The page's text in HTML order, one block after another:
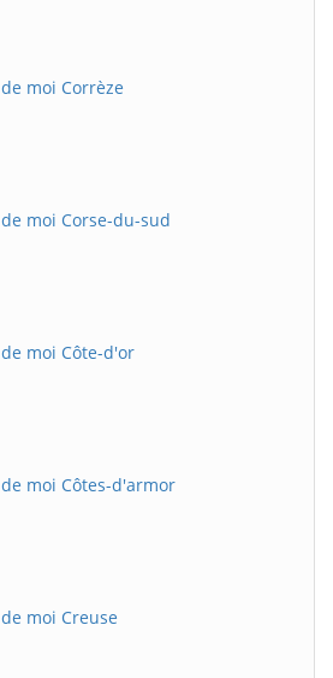
moi Corrèze
moi Corse-du-sud
moi Côte-d'or
moi Côtes-d'armor
moi Creuse